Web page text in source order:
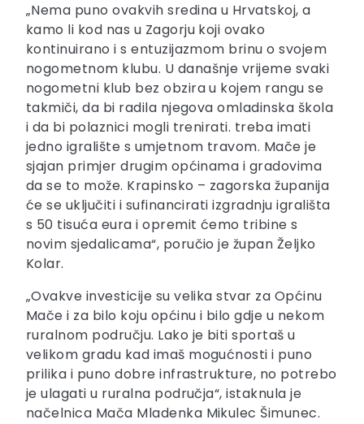
„Nema puno ovakvih sredina u Hrvatskoj, a
kamo li kod nas u Zagorju koji ovako
kontinuirano i s entuzijazmom brinu o svojem
nogometnom klubu. U današnje vrijeme svaki
nogometni klub bez obzira u kojem rangu se
takmiči, da bi radila njegova omladinska škola
i da bi polaznici mogli trenirati. treba imati
jedno igralište s umjetnom travom. Mače je
sjajan primjer drugim općinama i gradovima
da se to može. Krapinsko – zagorska županija
će se uključiti i sufinancirati izgradnju igrališta
s 50 tisuća eura i opremit ćemo tribine s
novim sjedalicama“, poručio je župan Željko
Kolar.
„Ovakve investicije su velika stvar za Općinu
Mače i za bilo koju općinu i bilo gdje u nekom
ruralnom području. Lako je biti sportaš u
velikom gradu kad imaš mogućnosti i puno
prilika i puno dobre infrastrukture, no potrebo
je ulagati u ruralna područja“, istaknula je
načelnica Mača Mladenka Mikulec Šimunec.